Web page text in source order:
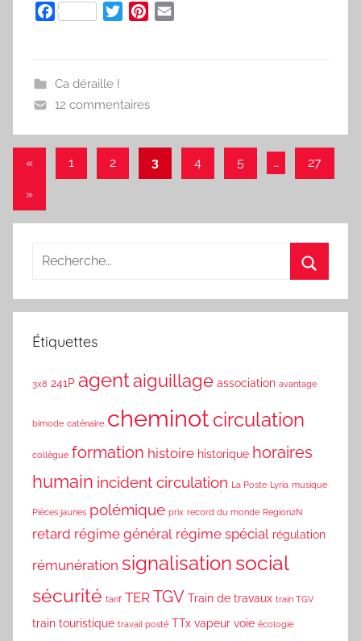
F
b
o
k
e
r
s
t
Ca déraille !
12 commentaires
Navigation
des
« Articles
1 2 3 4 5 … 27
Articles
»
Étiquettes
3x8 241P agentaiguillage association avantage
bimode caténaire cheminotcirculation
collègue formation histoire historique horaires
humain incident circulation La Poste Lyria musique
Pièces jaunes polémique prix record du monde Region2N
retard régime général régime spécial régulation
rémunération signalisation social
sécurité tarif TER TGV Train de travaux train TGV
train touristique travail posté TTx vapeur voie écologie